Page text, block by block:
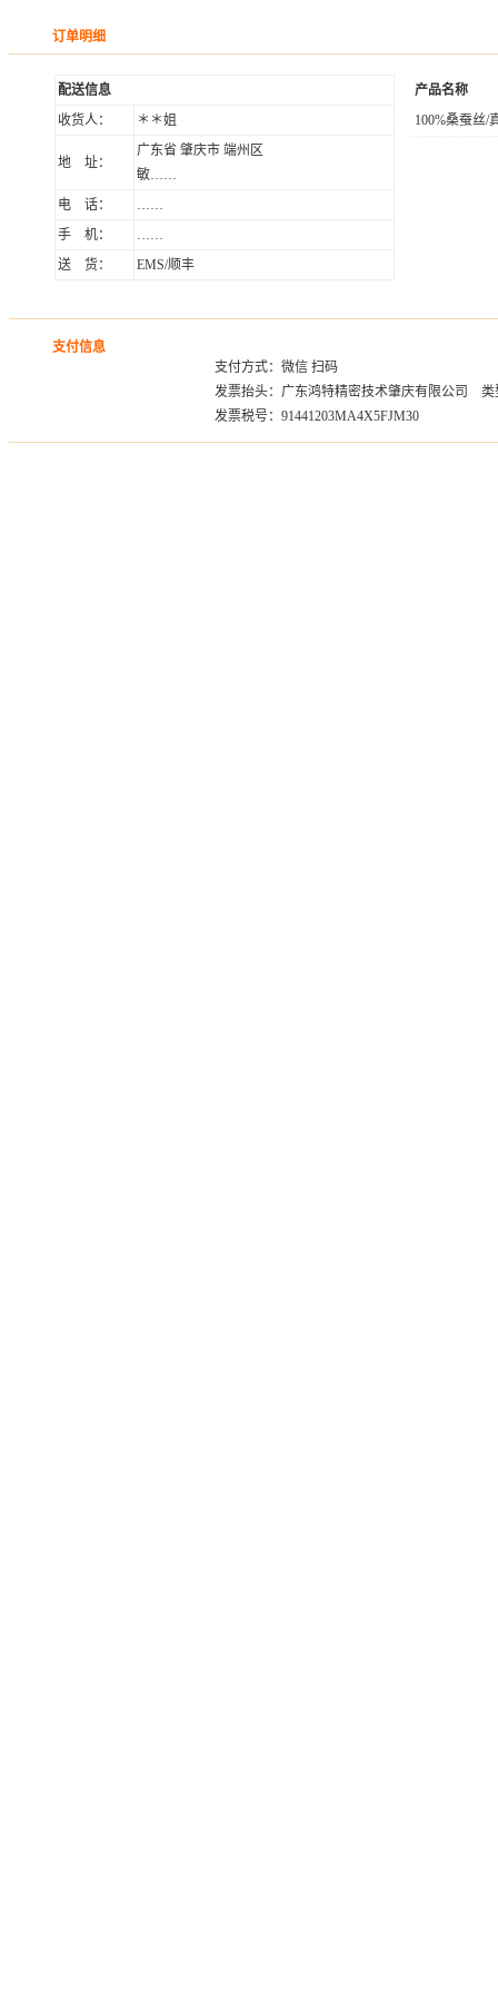
订单明细
配送信息
收货人：
＊＊姐
地 址：
广东省 肇庆市 端州区
敏……
电 话：
……
手 机：
……
送 货：
EMS/顺丰
产品名称
100%桑蚕丝/
支付信息
支付方式：微信 扫码
发票抬头：广东鸿特精密技术肇庆有限公司 类
发票税号：91441203MA4X5FJM30